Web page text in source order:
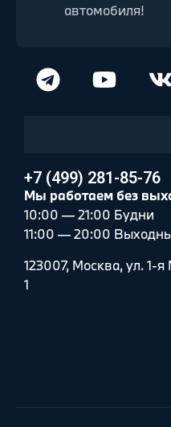
автомобиля!
+7 (499) 281-85-76
Мы работаем без
10:00 — 21:00 Будни
11:00 — 20:00
123007, Москва, ул. 1-
1